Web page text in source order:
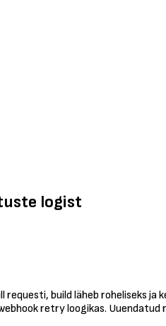
logist
build läheb roheliseks
retry loogikas.